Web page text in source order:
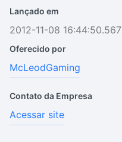
Lançado em
2012-11-08 16:44:50.567
Oferecido por
McLeodGaming
Contato da Empresa
Acessar site